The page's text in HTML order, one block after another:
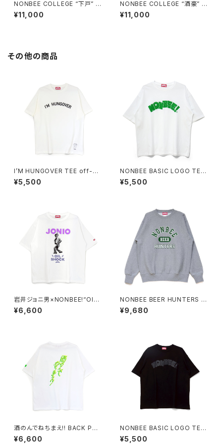
NONBEE COLLEGE “下戸” L
OGO HOODIE beige/white
¥11,000
NONBEE COLLEGE “酒豪” L
OGO HOODIE beige/white
¥11,000
その他の商品
I’M HUNGOVER TEE off-wh
ite/black
¥5,500
NONBEE BASIC LOGO TEE
white/green (new)
¥5,500
岩井ジョニ男×NONBEE!“OIL
SHOCK” TEE white/purple
¥6,600
NONBEE BEER HUNTERS S
WEAT grey/green
¥9,680
酒のんでねちまえ!! BACK PRI
NT TEE white/new neon-c
olor
¥6,600
NONBEE BASIC LOGO TEE
black/black
¥5,500